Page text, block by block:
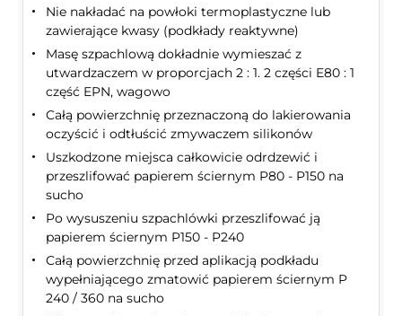
Nie nakładać na powłoki termoplastyczne lub
zawierające kwasy (podkłady reaktywne)
Masę szpachlową dokładnie wymieszać z
utwardzaczem w proporcjach 2 : 1. 2 części E80 : 1
część EPN, wagowo
Całą powierzchnię przeznaczoną do lakierowania
oczyścić i odtłuścić zmywaczem silikonów
Uszkodzone miejsca całkowicie odrdzewić i
przeszlifować papierem ściernym P80 - P150 na
sucho
Po wysuszeniu szpachlówki przeszlifować ją
papierem ściernym P150 - P240
Całą powierzchnię przed aplikacją podkładu
wypełniającego zmatowić papierem ściernym P
240 / 360 na sucho